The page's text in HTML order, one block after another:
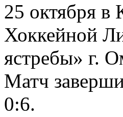
25 октября
Хоккейной
ястребы» г.
Матч
0:6.